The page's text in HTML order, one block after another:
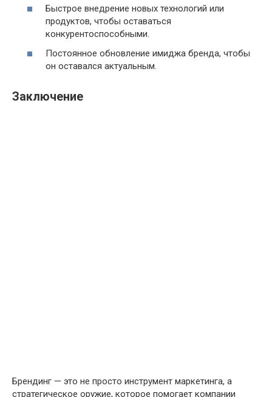
Быстрое внедрение новых технологий или
продуктов, чтобы оставаться
конкурентоспособными.
Постоянное обновление имиджа бренда, чтобы
он оставался актуальным.
Заключение
Брендинг — это не просто инструмент маркетинга, а
стратегическое оружие, которое помогает компании